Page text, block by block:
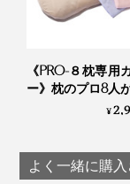
タマを支えなが
チ”で寝てもら
と好評でした。
じつは、長年「
ない」とボヤい
《PRO-８枕専用
ー》枕のプロ8人が
だわってつくった
チ）枕 ディーブレ
¥
よく一緒に購